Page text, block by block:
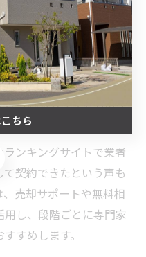
っかり確認し、不明点
き渡し条件や違約時の
ブルになりやすいポイ
の業者を選ぶことで、
られるメリットもあり
ンキングサイトで業者
契約できたという声も
売却サポートや無料相
し、段階ごとに専門家
すめします。
ちら
ちら